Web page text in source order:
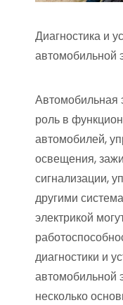
Диагностика и
автомобильной
Автомобильная
роль в
автомобилей,
освещения,
сигнализации,
другими
электрикой
диагностики и
автомобильной
несколько